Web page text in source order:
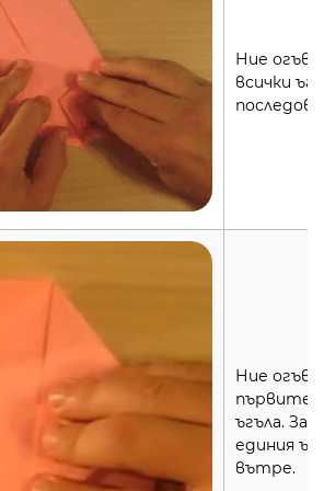
Ние
всички
Ние
първите
ъгъла.
единия
вътре.